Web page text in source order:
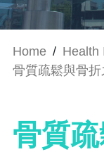
Home / Health
骨質疏鬆與骨折
骨質